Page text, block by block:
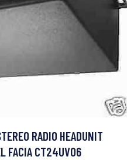
RADIO HEADUNIT
FACIA CT24UV06